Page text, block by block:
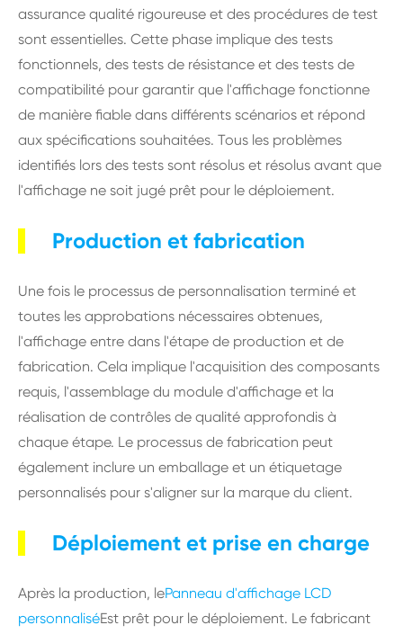
assurance qualité rigoureuse et des procédures de test
sont essentielles. Cette phase implique des tests
fonctionnels, des tests de résistance et des tests de
compatibilité pour garantir que l'affichage fonctionne
de manière fiable dans différents scénarios et répond
aux spécifications souhaitées. Tous les problèmes
identifiés lors des tests sont résolus et résolus avant que
l'affichage ne soit jugé prêt pour le déploiement.
Production et fabrication
Une fois le processus de personnalisation terminé et
toutes les approbations nécessaires obtenues,
l'affichage entre dans l'étape de production et de
fabrication. Cela implique l'acquisition des composants
requis, l'assemblage du module d'affichage et la
réalisation de contrôles de qualité approfondis à
chaque étape. Le processus de fabrication peut
également inclure un emballage et un étiquetage
personnalisés pour s'aligner sur la marque du client.
Déploiement et prise en charge
Après la production, lePanneau d'affichage LCD
personnaliséEst prêt pour le déploiement. Le fabricant